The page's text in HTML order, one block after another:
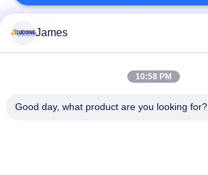
James
10:58 PM
Good day, what product are you looking for?